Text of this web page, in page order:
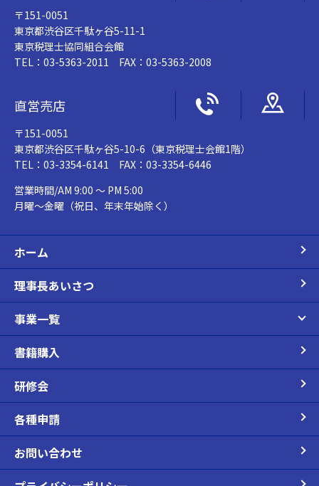
〒151-0051
東京都渋谷区千駄ヶ谷5-11-1
東京税理士協同組合会館
TEL：03-5363-2011 FAX：03-5363-2008
直営売店
〒151-0051
東京都渋谷区千駄ヶ谷5-10-6（東京税理士会館1階）
TEL：03-3354-6141 FAX：03-3354-6446
営業時間/AM 9:00 ～ PM 5:00
月曜～金曜（祝日、年末年始除く）
ホーム
理事長あいさつ
事業一覧
書籍購入
研修会
各種申請
お問い合わせ